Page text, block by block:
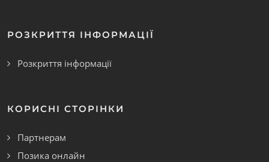
РОЗКРИТТЯ ІНФОРМАЦІЇ
Розкриття інформації
КОРИСНІ СТОРІНКИ
Партнерам
Позика онлайн